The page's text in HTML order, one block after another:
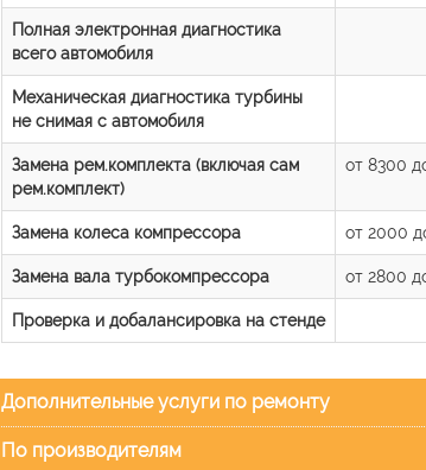
Полная электронная диагностика
всего автомобиля
Механическая диагностика турбины
не снимая с автомобиля
Замена рем.комплекта (включая сам
рем.комплект)
от 8300
Замена колеса компрессора от 2000
Замена вала турбокомпрессора от 2800
Проверка и добалансировка на стенде
Дополнительные услуги по ремонту
По производителям